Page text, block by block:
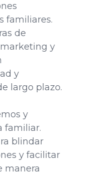
familiares.
de
y
y
largo plazo.
y
familiar.
blindar
y facilitar
manera